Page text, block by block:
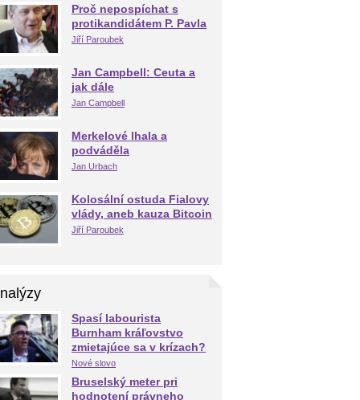
Proč nepospíchat s
protikandidátem P. Pavla
Jiří Paroubek
Jan Campbell: Ceuta a
jak dále
Jan Campbell
Merkelové lhala a
podváděla
Jan Urbach
Kolosální ostuda Fialovy
vlády, aneb kauza Bitcoin
Jiří Paroubek
Spasí labourista
Burnham kráľovstvo
zmietajúce sa v krízach?
Nové slovo
Bruselský meter pri
hodnotení právneho